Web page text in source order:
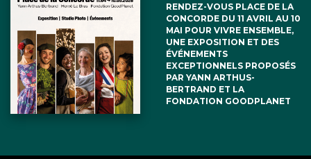
RENDEZ-VOUS PLACE DE LA
CONCORDE DU 11 AVRIL AU 10
MAI POUR VIVRE ENSEMBLE,
UNE EXPOSITION ET DES
ÉVÉNEMENTS
EXCEPTIONNELS PROPOSÉS
PAR YANN ARTHUS-
BERTRAND ET LA
FONDATION GOODPLANET